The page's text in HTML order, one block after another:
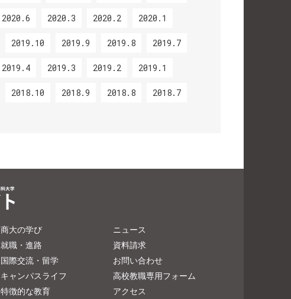
2020.6 2020.3 2020.2 2020.1
2019.10 2019.9 2019.8 2019.7
2019.4 2019.3 2019.2 2019.1
2018.10 2018.9 2018.8 2018.7
商大の学び
就職・進路
国際交流・留学
キャンパスライフ
特徴的な教育
ニュース
資料請求
お問い合わせ
高校教職専用フォーム
アクセス